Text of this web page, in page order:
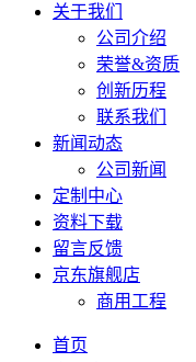
关于我们
公司介绍
荣誉&资质
创新历程
联系我们
新闻动态
公司新闻
定制中心
资料下载
留言反馈
京东旗舰店
商用工程
首页